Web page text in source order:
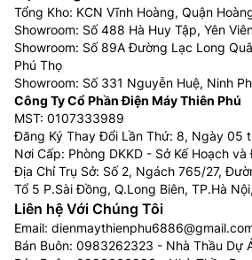
chính câu chuyện đó.
Tổng Kho: KCN Vĩnh Hoàng, Quận
Showroom: Số 488 Hà Huy Tập, Yên
Showroom: Số 89A Đường Lạc Long
Phú Thọ
Showroom: Số 331 Nguyễn Huệ, Ninh
Công Ty Cổ Phần Điện Máy Thiên Phú
MST: 0107333989
Đăng Ký Thay Đổi Lần Thứ: 8, Ngày 05
Nơi Cấp: Phòng DKKD - Sở Kế Hoạch
Địa Chỉ Trụ Sở: Số 2, Ngách 765/27,
Tổ 5 P.Sài Đồng, Q.Long Biên, TP.Hà
Liên hệ Với Chúng Tôi
Email:
Bán Buôn: 0983262323 - Nhà Thầu Dự